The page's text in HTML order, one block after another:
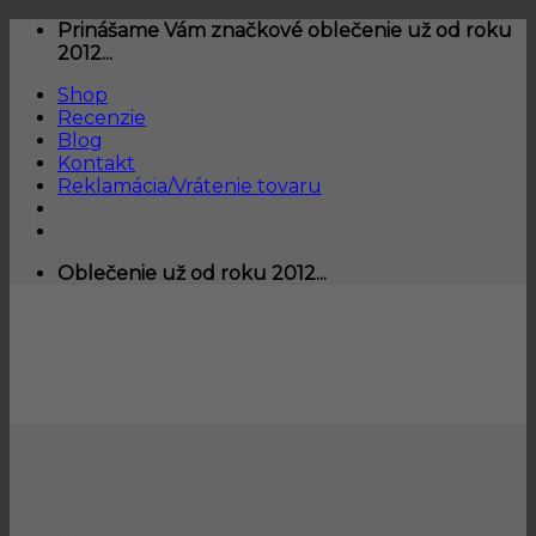
Skip
Prinášame Vám značkové oblečenie už od roku
2012...
Shop
Recenzie
Blog
Kontakt
Reklamácia/Vrátenie tovaru
Oblečenie už od roku 2012...